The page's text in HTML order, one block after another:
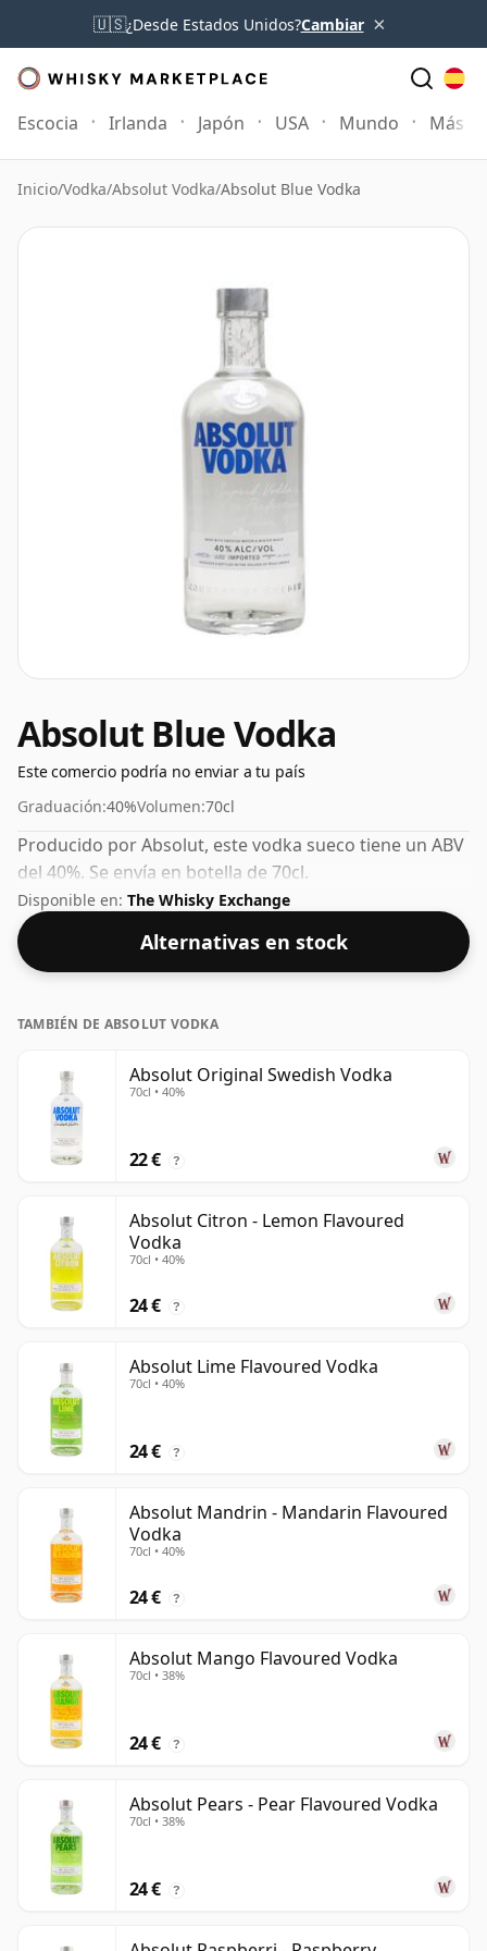
🇺🇸¿Desde Estados Unidos?Cambiar ×
Escocia Irlanda Japón USA Mundo Más
Inicio/Vodka/Absolut Vodka/Absolut Blue Vodka
Absolut Blue Vodka
Este comercio podría no enviar a tu país
Graduación:40%Volumen:70cl
Producido por Absolut, este vodka sueco tiene un ABV
del 40%. Se envía en botella de 70cl.
Disponible en: The Whisky Exchange
Alternativas en stock
TAMBIÉN DE ABSOLUT VODKA
Absolut Original Swedish Vodka
70cl • 40%
22 € ?
Absolut Citron - Lemon Flavoured
Vodka
70cl • 40%
24 € ?
Absolut Lime Flavoured Vodka
70cl • 40%
24 € ?
Absolut Mandrin - Mandarin Flavoured
Vodka
70cl • 40%
24 € ?
Absolut Mango Flavoured Vodka
70cl • 38%
24 € ?
Absolut Pears - Pear Flavoured Vodka
70cl • 38%
24 € ?